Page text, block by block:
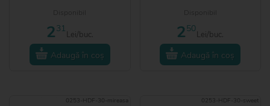
231
Lei/buc.
Adaugă în coș
250
Lei/buc.
Adaugă în coș
0253-HDF-30-mireasa 0253-HDF-30-sweet